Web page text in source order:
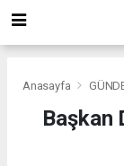
Anasayfa
Başkan